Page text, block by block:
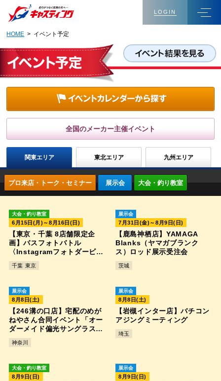
LOGIN
HOME > イベント予定
全国のメーカー主催イベント
関東エリア 東北エリア 九州エリア
プロ来店・トーク・セミナー 展示会 大会・釣り教室
大会・釣り教室
6月15日(月)～8月16日(日)
【東京・千葉 8店舗限定企
画】バスフォトバトル
〈Instagramフォトダービ
千葉 東京
展示会
7月31日(金)～8月9日(日)
【鹿島神栖店】YAMAGA
Blanks（ヤマガブランク
ス）ロッド展示受注会
茨城
展示会
8月8日(土)
【246溝の口店】宅配のめが
ねやさん合同イベント「オー
ダーメイド偏光サングラス＆
神奈川
展示会
8月8日(土)
【岩槻インター店】バチコン
アジングミーティング
埼玉
大会・釣り教室
8月9日(日)
展示会
8月9日(日)